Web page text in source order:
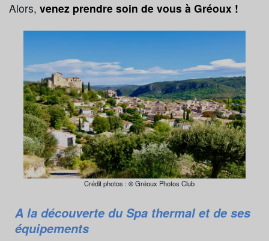
Alors, venez prendre soin de vous à Gréoux !
Crédit photos : ©Gréoux Photos Club
A la découverte du Spa thermal et de ses
équipements